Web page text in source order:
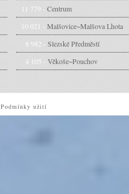
11 779 - Centrum
10 021 - Malšovice~Malšova Lhota
8 982 - Slezské Předměstí
4 105 - Věkoše~Pouchov
Podmínky užití